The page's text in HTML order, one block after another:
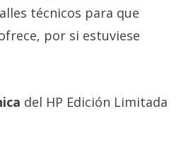
técnicos para que
por si estuviese
del HP Edición Limitada